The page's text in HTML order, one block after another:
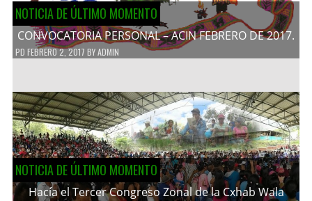
NOTICIA DE ÚLTIMO MOMENTO
CONVOCATORIA PERSONAL – ACIN FEBRERO DE 2017.
PD FEBRERO 2, 2017 BYADMIN
NOTICIA DE ÚLTIMO MOMENTO
Hacía el Tercer Congreso Zonal de la Cxhab Wala